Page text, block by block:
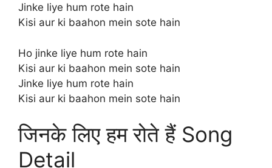
Jinke liye hum rote hain
Kisi aur ki baahon mein sote hain
Ho jinke liye hum rote hain
Kisi aur ki baahon mein sote hain
Jinke liye hum rote hain
Kisi aur ki baahon mein sote hain
जिनके लिए हम रोते हैं Song
Detail